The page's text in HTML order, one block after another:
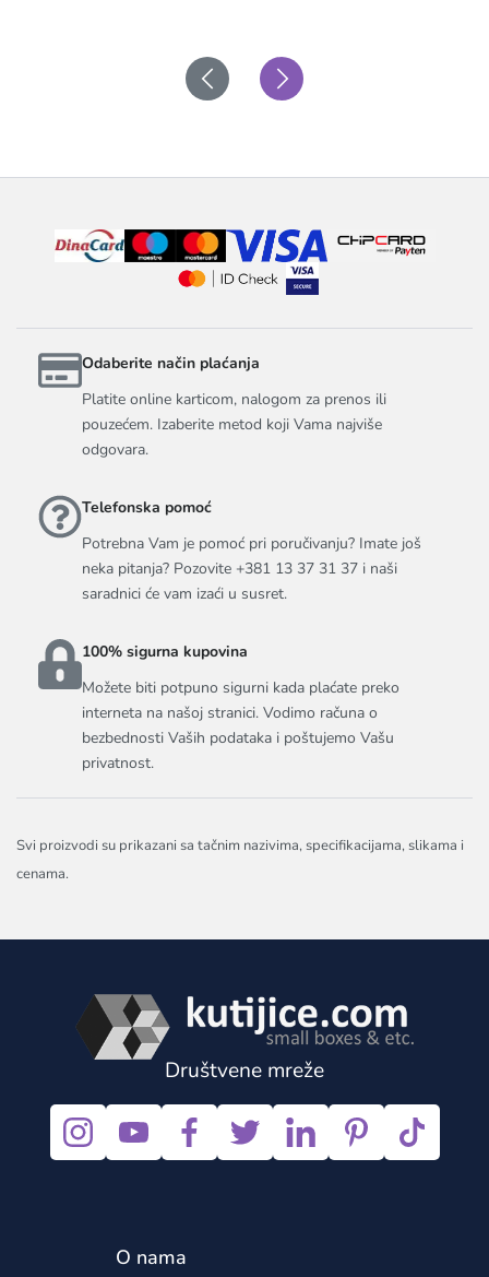
Odaberite način plaćanja
Platite online karticom, nalogom za prenos ili
pouzećem. Izaberite metod koji Vama najviše
odgovara.
Telefonska pomoć
Potrebna Vam je pomoć pri poručivanju? Imate još
neka pitanja? Pozovite +381 13 37 31 37 i naši
saradnici će vam izaći u susret.
100% sigurna kupovina
Možete biti potpuno sigurni kada plaćate preko
interneta na našoj stranici. Vodimo računa o
bezbednosti Vaših podataka i poštujemo Vašu
privatnost.
Svi proizvodi su prikazani sa tačnim nazivima, specifikacijama, slikama i
cenama.
Društvene mreže
O nama